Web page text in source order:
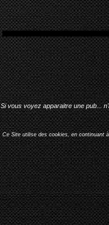
Si vous voyez apparaitre une pub...
Ce Site utilise des cookies, en continuant